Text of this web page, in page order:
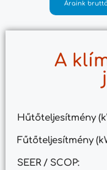
Áraink
A
Hűtőteljesítmény
Fűtőteljesítmény
SEER / SCOP: